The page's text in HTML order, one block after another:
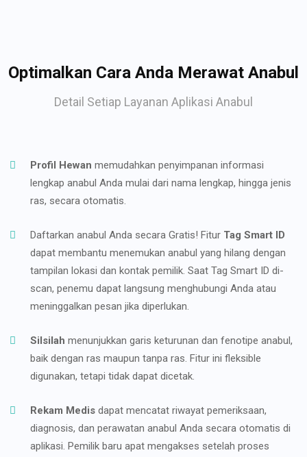
Optimalkan Cara Anda Merawat Anabul
Detail Setiap Layanan Aplikasi Anabul
Profil Hewan memudahkan penyimpanan informasi
lengkap anabul Anda mulai dari nama lengkap, hingga jenis
ras, secara otomatis.
Daftarkan anabul Anda secara Gratis! Fitur Tag Smart ID
dapat membantu menemukan anabul yang hilang dengan
tampilan lokasi dan kontak pemilik. Saat Tag Smart ID di-
scan, penemu dapat langsung menghubungi Anda atau
meninggalkan pesan jika diperlukan.
Silsilah menunjukkan garis keturunan dan fenotipe anabul,
baik dengan ras maupun tanpa ras. Fitur ini fleksible
digunakan, tetapi tidak dapat dicetak.
Rekam Medis dapat mencatat riwayat pemeriksaan,
diagnosis, dan perawatan anabul Anda secara otomatis di
aplikasi. Pemilik baru apat mengakses setelah proses